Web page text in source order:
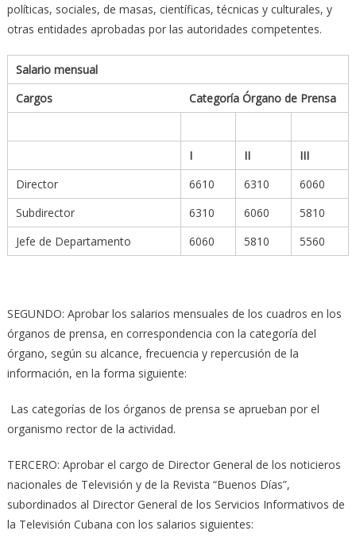
políticas, sociales, de masas, científicas, técnicas y culturales, y
otras entidades aprobadas por las autoridades competentes.
Salario mensual
Cargos Categoría Órgano de Prensa
I II
III
Director
6610 6310
6060
Subdirector
6310 6060
5810
Jefe de Departamento
6060 5810 5560
SEGUNDO: Aprobar los salarios mensuales de los cuadros en los
órganos de prensa, en correspondencia con la categoría del
órgano, según su alcance, frecuencia y repercusión de la
información, en la forma siguiente:
Las categorías de los órganos de prensa se aprueban por el
organismo rector de la actividad.
TERCERO: Aprobar el cargo de Director General de los noticieros
nacionales de Televisión y de la Revista “Buenos Días”,
subordinados al Director General de los Servicios Informativos de
la Televisión Cubana con los salarios siguientes: